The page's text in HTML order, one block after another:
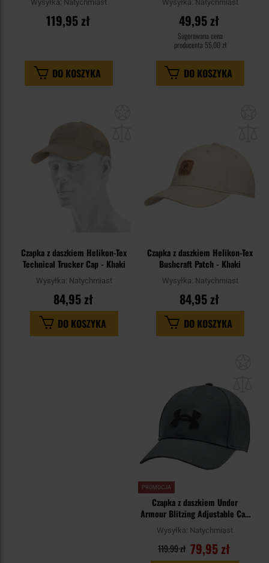
Wysyłka: Natychmiast
119,95 zł
DO KOSZYKA
Wysyłka: Natychmiast
49,95 zł
Sugerowana cena
producenta 55,00 zł
DO KOSZYKA
Czapka z daszkiem Helikon-Tex
Technical Trucker Cap - Khaki
Wysyłka: Natychmiast
84,95 zł
DO KOSZYKA
Czapka z daszkiem Helikon-Tex
Bushcraft Patch - Khaki
Wysyłka: Natychmiast
84,95 zł
DO KOSZYKA
PROMOCJA
Czapka z daszkiem Under
Armour Blitzing Adjustable Cap
- Pitch Gray/Black
Wysyłka: Natychmiast
79,95 zł
119,99 zł